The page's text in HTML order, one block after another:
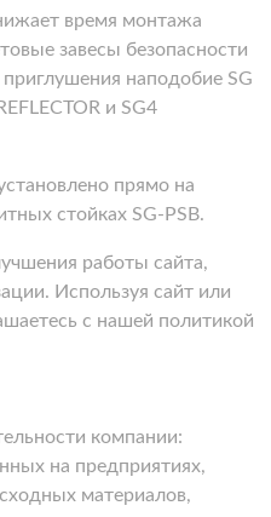
время монтажа
завесы безопасности
наподобие SG
и SG4
прямо на
стойках SG-PSB.
работы сайта,
Используя сайт или
с нашей политикой
компании:
на предприятиях,
материалов,